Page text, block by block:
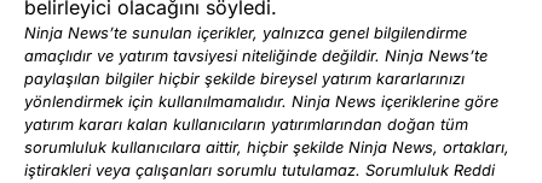
belirleyici olacağını söyledi.
Ninja News’te sunulan içerikler, yalnızca genel bilgilendirme
amaçlıdır ve yatırım tavsiyesi niteliğinde değildir. Ninja News’te
paylaşılan bilgiler hiçbir şekilde bireysel yatırım kararlarınızı
yönlendirmek için kullanılmamalıdır. Ninja News içeriklerine göre
yatırım kararı kalan kullanıcıların yatırımlarından doğan tüm
sorumluluk kullanıcılara aittir, hiçbir şekilde Ninja News, ortakları,
iştirakleri veya çalışanları sorumlu tutulamaz. Sorumluluk Reddi